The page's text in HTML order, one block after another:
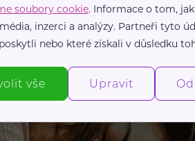
soubory cookie. Informace o tom,
inzerci a analýzy. Partneři tyto
nebo které získali v důsledku
vše Upravit